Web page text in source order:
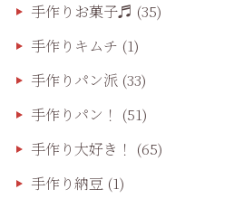
手作りお菓子♬ (35)
手作りキムチ (1)
手作りパン派 (33)
手作りパン！ (51)
手作り大好き！ (65)
手作り納豆 (1)